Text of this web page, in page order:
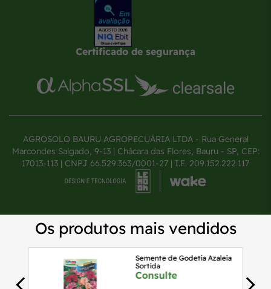
Certificado de segurança
AGROSOLO BAURU AGROPECUÁRIA LTDA - Rua General
Marcondes Salgado, 9-13 | Chácara das Flores, Bauru - SP, CEP:
17013-113 | CNPJ 66.529.363/0001-27 | I.E. 209.152.222.117